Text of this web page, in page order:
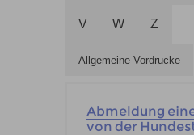
V W Z
Allgemeine Vordrucke
Abmeldung
von der